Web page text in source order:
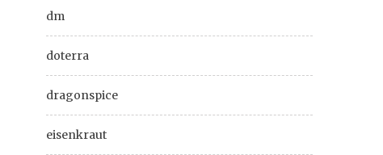
dm
doterra
dragonspice
eisenkraut